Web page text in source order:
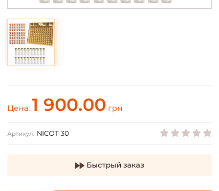
Цена: 1 900.00 грн
Артикул: NICOT 30
Быстрый заказ